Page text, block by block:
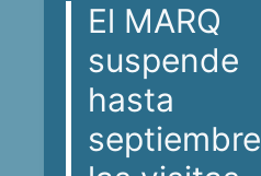
El MARQ
suspende
hasta
septiembre